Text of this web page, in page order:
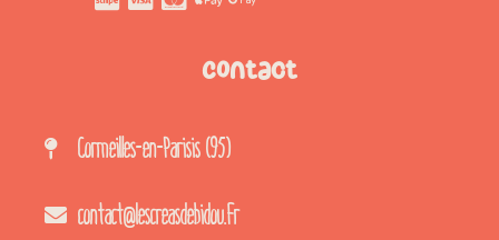
Contact
Cormeilles-en-Parisis (95)
contact@lescreasdebidou.fr